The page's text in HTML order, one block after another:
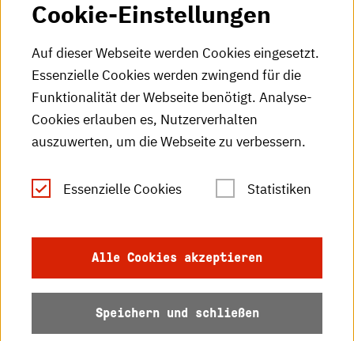
HKA-Videos
HKA-Podcast
HKA-Publikationen
RSS-Feed
Leichte Sprache
Datenschutz
Barrierefreiheit
Cookie-Einstellungen
Auf dieser Webseite werden Cookies eingesetzt.
Essenzielle Cookies werden zwingend für die
Funktionalität der Webseite benötigt. Analyse-
Cookies erlauben es, Nutzerverhalten
auszuwerten, um die Webseite zu verbessern.
Essenzielle Cookies Statistiken
Alle Cookies akzeptieren
Speichern und schließen